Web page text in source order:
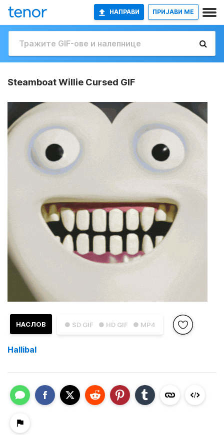
НАПРАВИ ПРИЈАВИ МЕ
Steamboat Willie Cursed GIF
● SD GIF ● HD GIF ● MP4
НАСЛОВ
Hallibal